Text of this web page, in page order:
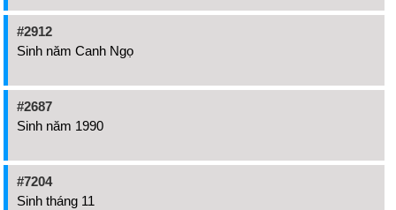
#2912
Sinh năm Canh Ngọ
#2687
Sinh năm 1990
#7204
Sinh tháng 11